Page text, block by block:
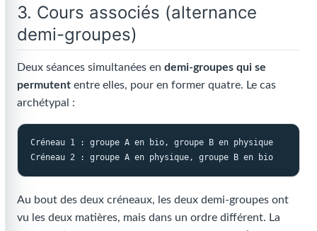
3. Cours associés (alternance
demi-groupes)
Deux séances simultanées en demi-groupes qui se
permutent entre elles, pour en former quatre. Le cas
archétypal :
Créneau 1 : groupe A en bio, groupe B en physique
Au bout des deux créneaux, les deux demi-groupes ont
vu les deux matières, mais dans un ordre différent. La